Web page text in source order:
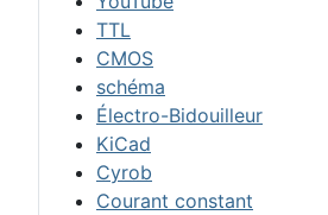
TTL
CMOS
schéma
Électro-Bidouilleur
KiCad
Cyrob
Courant constant